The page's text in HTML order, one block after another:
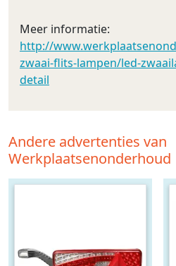
Meer informatie:
http://
zwaai-flits-lampen/led-
detail
Andere advertenties van
Werkplaatsenonderhoud